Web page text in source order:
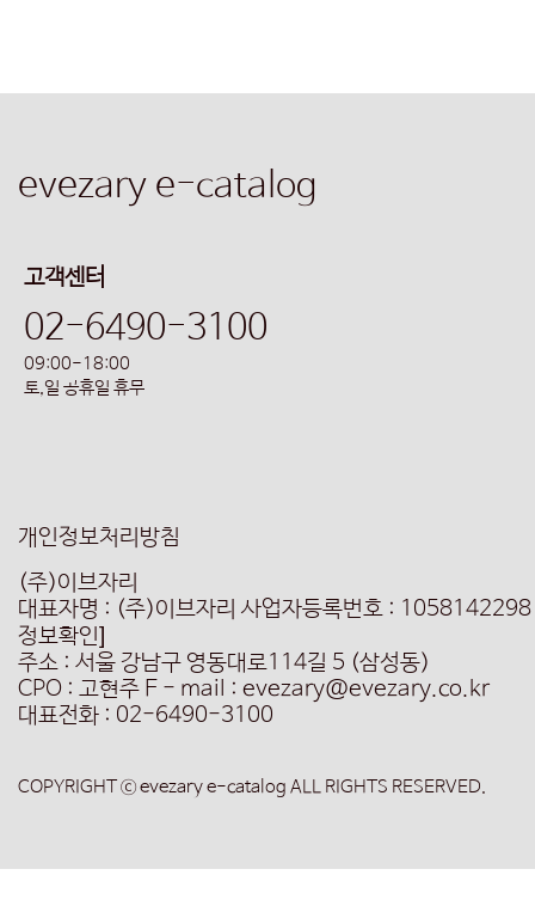
evezary e-catalog
고객센터
02-6490-3100
09:00-18:00
토,일 공휴일 휴무
개인정보처리방침
(주)이브자리
대표자명 : (주)이브자리 사업자등록번호 :
정보확인]
주소 : 서울 강남구 영동대로114길 5 (삼성동)
CPO : 고현주 E - mail : evezary@evezary.co.kr
대표전화 : 02-6490-3100
COPYRIGHT ⓒ evezary e-catalog ALL RIGHTS RESERVED.